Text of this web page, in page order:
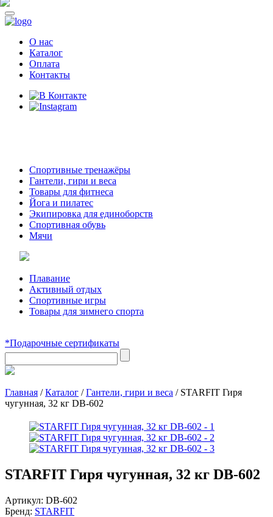
О нас
Каталог
Оплата
Контакты
Спортивные тренажёры
Гантели, гири и веса
Товары для фитнеса
Йога и пилатес
Экипировка для единоборств
Спортивная обувь
Мячи
Плавание
Активный отдых
Спортивные игры
Товары для зимнего спорта
*Подарочные сертификаты
Главная /Каталог /Гантели, гири и веса / STARFIT Гиря
чугунная, 32 кг DB-602
STARFIT Гиря чугунная, 32 кг DB-602
Артикул: DB-602
Бренд: STARFIT